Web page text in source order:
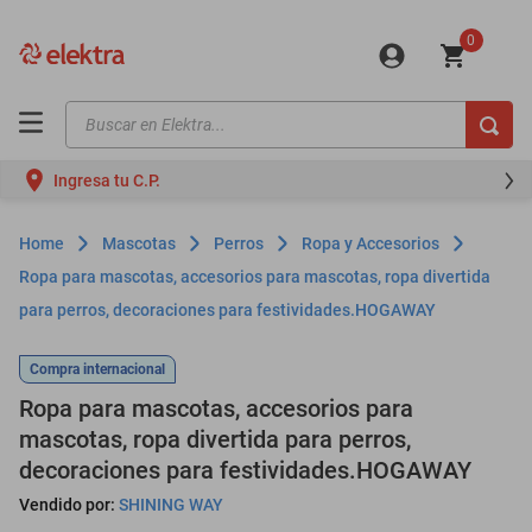
0
Buscar en Elektra...
Ingresa tu C.P.
Mascotas Perros
Ropa y Accesorios
Ropa para mascotas, accesorios para mascotas, ropa divertida
para perros, decoraciones para festividades.HOGAWAY
Compra internacional
Ropa para mascotas, accesorios para
mascotas, ropa divertida para perros,
decoraciones para festividades.HOGAWAY
Vendido por: SHINING WAY
motos
moto
celulares
iphones
refrigeradores
lavadoras
colchones
salas